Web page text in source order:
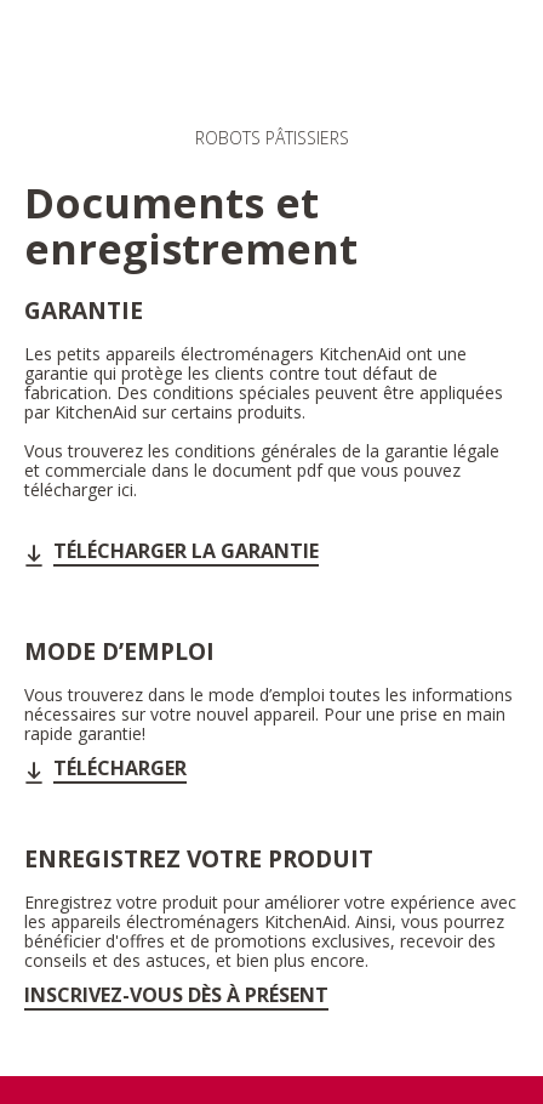
ROBOTS PÂTISSIERS
Documents et
enregistrement
GARANTIE
Les petits appareils électroménagers KitchenAid ont une
garantie qui protège les clients contre tout défaut de
fabrication. Des conditions spéciales peuvent être appliquées
par KitchenAid sur certains produits.
Vous trouverez les conditions générales de la garantie légale
et commerciale dans le document pdf que vous pouvez
télécharger ici.
TÉLÉCHARGER LA GARANTIE
MODE D’EMPLOI
Vous trouverez dans le mode d’emploi toutes les informations
nécessaires sur votre nouvel appareil. Pour une prise en main
rapide garantie!
TÉLÉCHARGER
ENREGISTREZ VOTRE PRODUIT
Enregistrez votre produit pour améliorer votre expérience avec
les appareils électroménagers KitchenAid. Ainsi, vous pourrez
bénéficier d'offres et de promotions exclusives, recevoir des
conseils et des astuces, et bien plus encore.
INSCRIVEZ-VOUS DÈS À PRÉSENT